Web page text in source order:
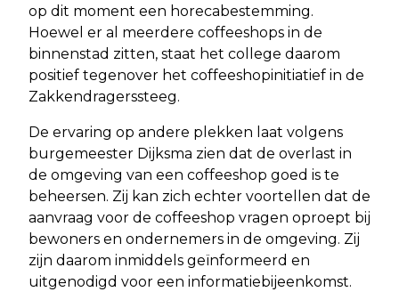
op dit moment een horecabestemming.
Hoewel er al meerdere coffeeshops in de
binnenstad zitten, staat het college daarom
positief tegenover het coffeeshopinitiatief in de
Zakkendragerssteeg.
De ervaring op andere plekken laat volgens
burgemeester Dijksma zien dat de overlast in
de omgeving van een coffeeshop goed is te
beheersen. Zij kan zich echter voortellen dat de
aanvraag voor de coffeeshop vragen oproept bij
bewoners en ondernemers in de omgeving. Zij
zijn daarom inmiddels geïnformeerd en
uitgenodigd voor een informatiebijeenkomst.